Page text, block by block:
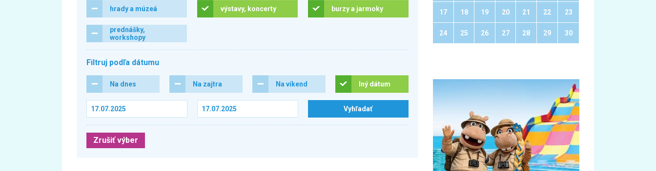
hrady a múzeá výstavy, koncerty burzy a jarmoky
prednášky,
workshopy
Filtruj podľa dátumu
Na dnes Na zajtra Na víkend Iný dátum
Zrušiť výber
17 18 19 20 21 22 23
24 25 26 27 28 29 30